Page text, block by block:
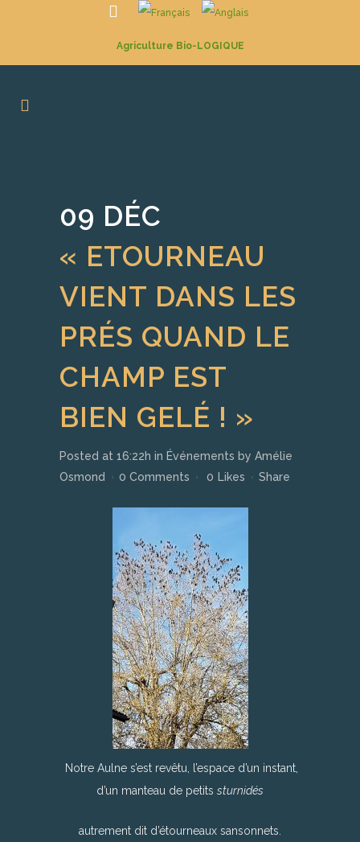
Agriculture Bio-LOGIQUE
09 DÉC
« ETOURNEAU
VIENT DANS LES
PRÉS QUAND LE
CHAMP EST
BIEN GELÉ ! »
Posted at 16:22h in Événements by Amélie
Osmond
0 Comments 0 Likes Share
Notre Aulne s’est revêtu, l’espace d’un instant,
d’un manteau de petits sturnidés
autrement dit d’étourneaux sansonnets.